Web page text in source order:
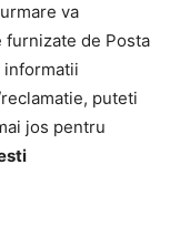
va
de Posta
informatii
puteti
jos pentru